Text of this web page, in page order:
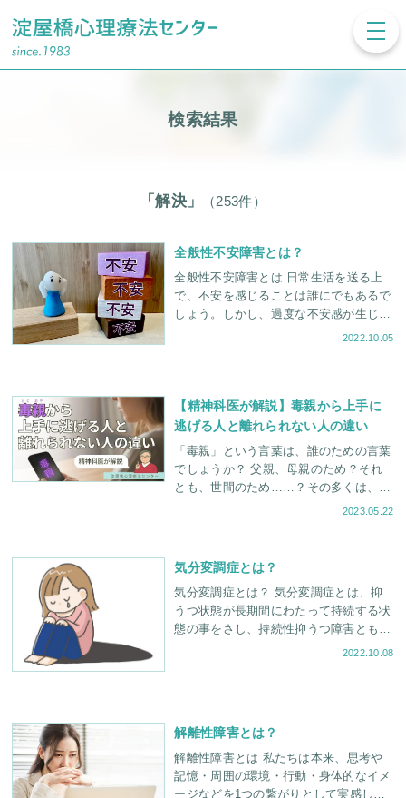
検索結果
「解決」 （253件）
全般性不安障害とは？
全般性不安障害とは 日常生活を送る上
で、不安を感じることは誰にでもあるで
しょう。しかし、過度な不安感が生じた
り、言いようのない不安によって自分で
2022.10.05
【精神科医が解説】毒親から上手に
逃げる人と離れられない人の違い
「毒親」という言葉は、誰のための言葉
でしょうか？ 父親、母親のため？それ
とも、世間のため……？その多くは、子
どものためにある言葉ではないでしょう
2023.05.22
気分変調症とは？
気分変調症とは？ 気分変調症とは、抑
うつ状態が長期間にわたって持続する状
態の事をさし、持続性抑うつ障害とも呼
ばれています。一日のほとんどをうつ気
2022.10.08
解離性障害とは？
解離性障害とは 私たちは本来、思考や
記憶・周囲の環境・行動・身体的なイメ
ージなどを1つの繋がりとして実感して